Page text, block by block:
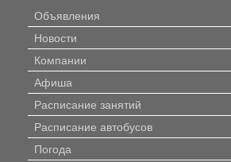
Объявления
Новости
Компании
Афиша
Расписание занятий
Расписание автобусов
Погода